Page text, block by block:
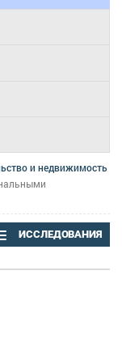
и недвижимость
ИССЛЕДОВАНИЯ